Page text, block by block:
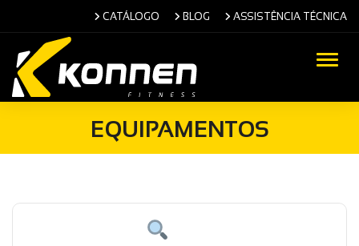
CATÁLOGO BLOG ASSISTÊNCIA TÉCNICA
EQUIPAMENTOS